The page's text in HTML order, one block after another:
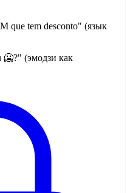
que tem desconto" (язык
🥶?" (эмодзи как